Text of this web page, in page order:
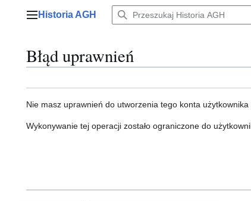
Menu główne
Historia AGH
Błąd uprawnień
Nie masz uprawnień do utworzenia tego konta
Wykonywanie tej operacji zostało ograniczone do